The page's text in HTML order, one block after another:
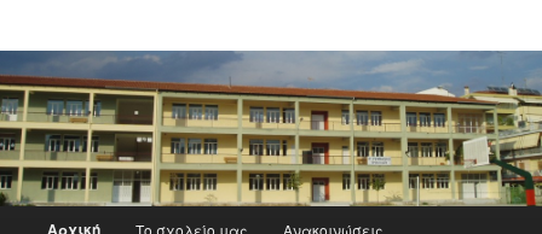
Αρχική Το σχολείο μας Ανακοινώσεις